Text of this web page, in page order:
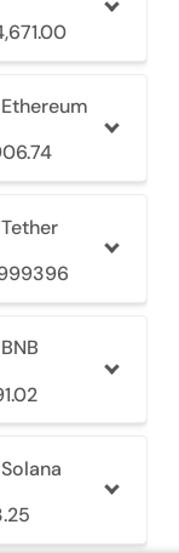
Ethereum
Tether
BNB
Solana